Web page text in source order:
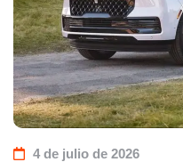
4 de julio de 2026